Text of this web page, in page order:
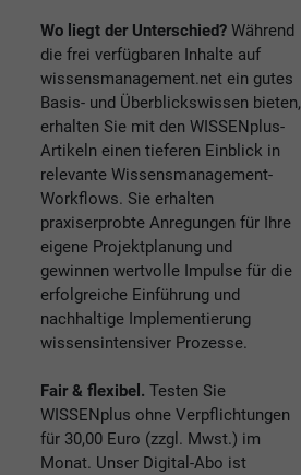
Wo liegt der Unterschied? Während
die frei verfügbaren Inhalte auf
wissensmanagement.net ein gutes
Basis- und Überblickswissen bieten,
erhalten Sie mit den WISSENplus-
Artikeln einen tieferen Einblick in
relevante Wissensmanagement-
Workflows. Sie erhalten
praxiserprobte Anregungen für Ihre
eigene Projektplanung und
gewinnen wertvolle Impulse für die
erfolgreiche Einführung und
nachhaltige Implementierung
wissensintensiver Prozesse.
Fair & flexibel. Testen Sie
WISSENplus ohne Verpflichtungen
für 30,00 Euro (zzgl. Mwst.) im
Monat. Unser Digital-Abo ist